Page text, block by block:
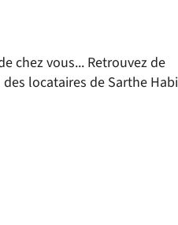
chez vous... Retrouvez de
locataires de Sarthe